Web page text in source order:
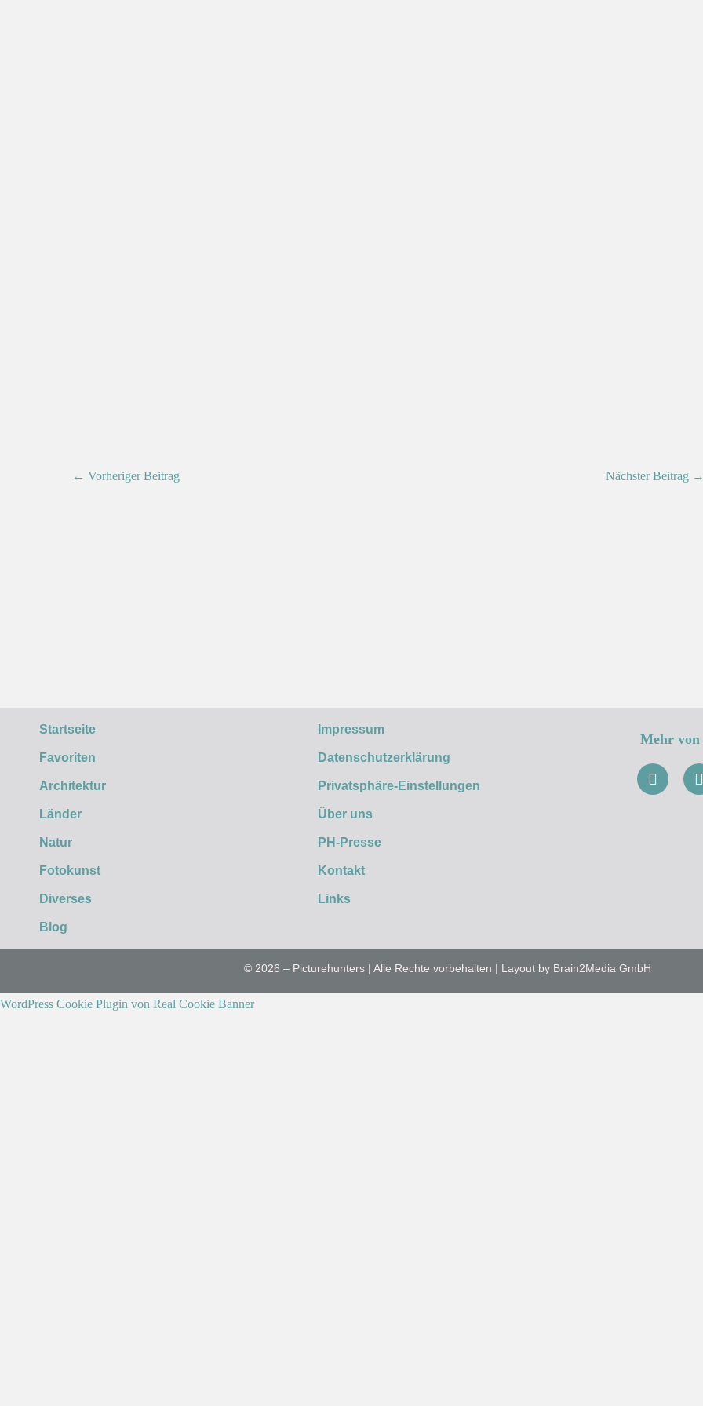
← Vorheriger Beitrag Nächster Beitrag →
Startseite
Favoriten
Architektur
Länder
Natur
Fotokunst
Diverses
Blog
Impressum
Datenschutzerklärung
Privatsphäre-Einstellungen
Über uns
PH-Presse
Kontakt
Links
Mehr von
© 2026 – Picturehunters | Alle Rechte vorbehalten | Layout by Brain2Media GmbH
WordPress Cookie Plugin von Real Cookie Banner